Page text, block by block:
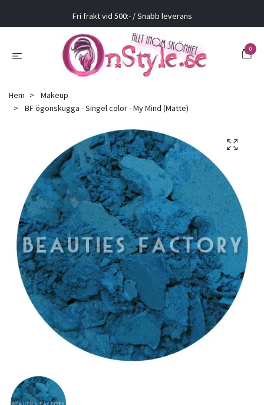
Fri frakt vid 500:- / Snabb leverans
0
Hem
Makeup
BF ögonskugga - Singel color - My Mind (Matte)